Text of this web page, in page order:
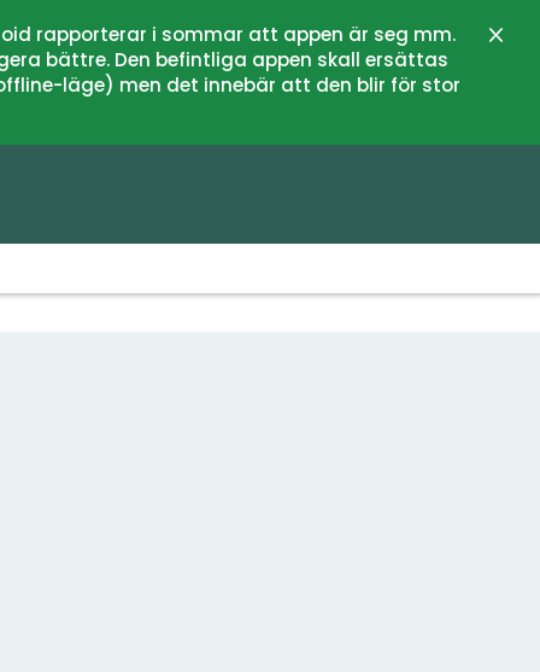
rapporterar i sommar att appen är seg mm.
bättre. Den befintliga appen skall ersättas
läge) men det innebär att den blir för stor